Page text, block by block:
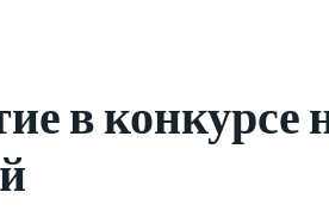
в конкурсе